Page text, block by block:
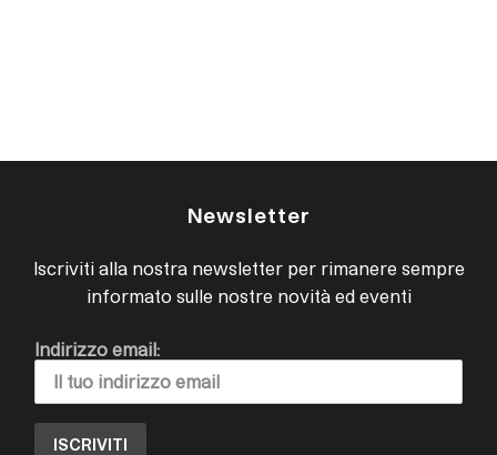
Newsletter
Iscriviti alla nostra newsletter per rimanere sempre
informato sulle nostre novità ed eventi
Indirizzo email: